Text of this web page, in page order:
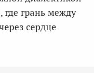
где грань между
сердце